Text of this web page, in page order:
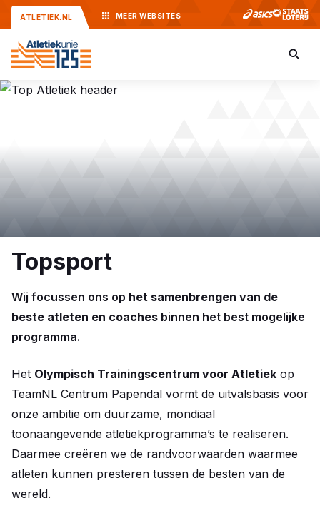
ATLETIEK.NL MEER WEBSITES
Topsport
Wij focussen ons op het samenbrengen van de
beste atleten en coaches binnen het best mogelijke
programma.
Het Olympisch Trainingscentrum voor Atletiek op
TeamNL Centrum Papendal vormt de uitvalsbasis voor
onze ambitie om duurzame, mondiaal
toonaangevende atletiekprogramma’s te realiseren.
Daarmee creëren we de randvoorwaarden waarmee
atleten kunnen presteren tussen de besten van de
wereld.